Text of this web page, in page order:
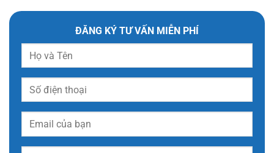
ĐĂNG KÝ TƯ VẤN MIỄN PHÍ